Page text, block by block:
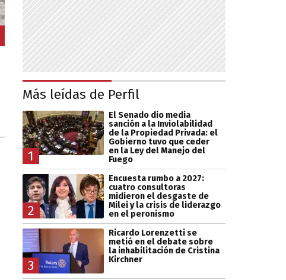
Más leídas de Perfil
1
El Senado dio media
sanción a la Inviolabilidad
de la Propiedad Privada: el
Gobierno tuvo que ceder
en la Ley del Manejo del
Fuego
2
Encuesta rumbo a 2027:
cuatro consultoras
midieron el desgaste de
Milei y la crisis de liderazgo
en el peronismo
3
Ricardo Lorenzetti se
metió en el debate sobre
la inhabilitación de Cristina
Kirchner